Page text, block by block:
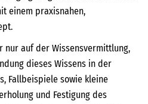
einem praxisnahen,
nur auf der Wissensvermittlung,
dieses Wissens in der
Fallbeispiele sowie kleine
und Festigung des